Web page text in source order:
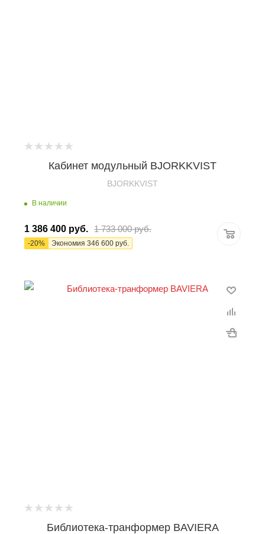
Кабинет модульный BJORKKVIST
BJORKKVIST
В наличии
1 386 400 руб. 1 733 000руб.
-20% Экономия 346 600 руб.
Библиотека-транформер BAVIERA